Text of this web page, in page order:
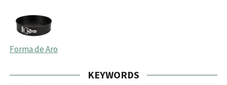
Forma de Aro
KEYWORDS